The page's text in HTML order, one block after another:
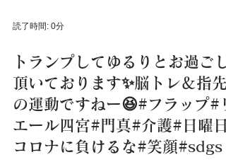
読了時間: 0分
トランプしてゆるりとお過ごし
頂いております✨脳トレ＆指先
の運動ですねー😆#フラップ#
エール四宮#門真#介護#日曜日